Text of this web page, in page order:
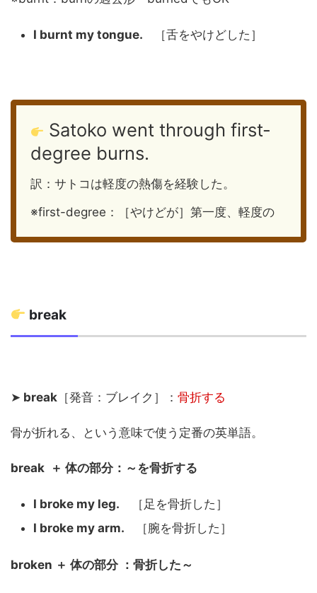
I burnt my tongue. ［舌をやけどした］
Satoko went through first-
degree burns.
訳：サトコは軽度の熱傷を経験した。
※first-degree：［やけどが］第一度、軽度の
break
➤ break ［発音：ブレイク］： 骨折する
骨が折れる、という意味で使う定番の英単語。
break ＋ 体の部分：～を骨折する
I broke my leg. ［足を骨折した］
I broke my arm.
［腕を骨折した］
broken ＋ 体の部分 ：骨折した～